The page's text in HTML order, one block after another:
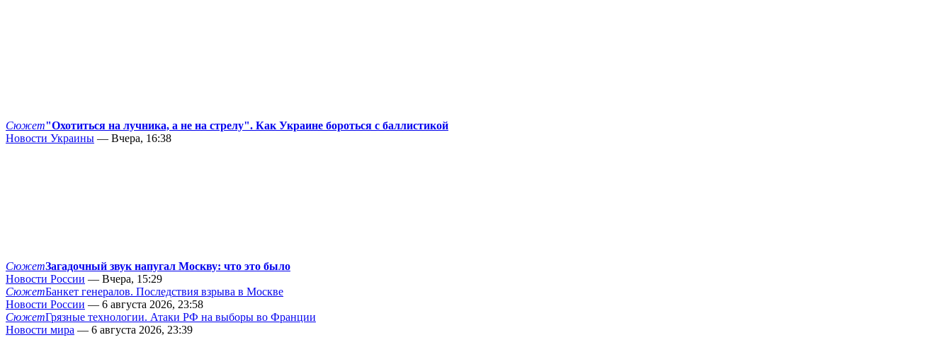
Сюжет"Охотиться на лучника, а не на стрелу". Как Украине бороться с баллистикой
Новости Украины — Вчера, 16:38
СюжетЗагадочный звук напугал Москву: что это было
Новости России — Вчера, 15:29
СюжетБанкет генералов. Последствия взрыва в Москве
Новости России — 6 августа 2026, 23:58
СюжетГрязные технологии. Атаки РФ на выборы во Франции
Новости мира — 6 августа 2026, 23:39